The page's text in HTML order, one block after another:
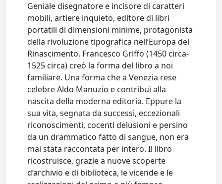
Geniale disegnatore e incisore di caratteri
mobili, artiere inquieto, editore di libri
portatili di dimensioni minime, protagonista
della rivoluzione tipografica nell’Europa del
Rinascimento, Francesco Griffo (1450 circa-
1525 circa) creò la forma del libro a noi
familiare. Una forma che a Venezia rese
celebre Aldo Manuzio e contribuì alla
nascita della moderna editoria. Eppure la
sua vita, segnata da successi, eccezionali
riconoscimenti, cocenti delusioni e persino
da un drammatico fatto di sangue, non era
mai stata raccontata per intero. Il libro
ricostruisce, grazie a nuove scoperte
d’archivio e di biblioteca, le vicende e le